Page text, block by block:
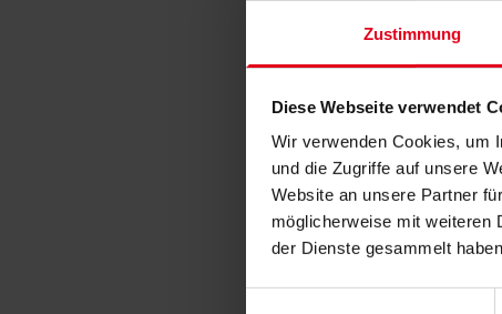
Zustimmung
Diese Webseite verwendet
Wir verwenden Cookies, um
und die Zugriffe auf unsere
Website an unsere Partner
möglicherweise mit weiteren
der Dienste gesammelt